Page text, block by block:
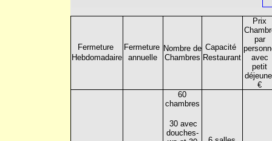
Fermeture
Hebdomadaire
Fermeture
annuelle
Nombre de
Chambres
Capacité
Restaurant
Prix
par
avec
petit
€
60
chambres
30 avec
douches-